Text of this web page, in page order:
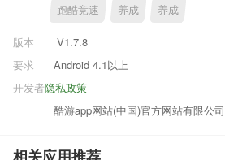
跑酷竞速 养成 养成
版本
V1.7.8
要求
Android 4.1以上
隐私政策
开发者
酷游app网站(中国)官方网站有限公司
相关应用推荐